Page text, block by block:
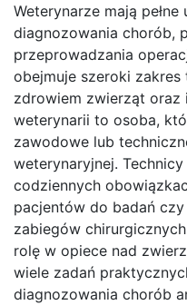
Weterynarze mają pełne
diagnozowania chorób,
przeprowadzania
obejmuje szeroki
zdrowiem zwierząt oraz
weterynarii to osoba,
zawodowe lub
weterynaryjnej.
codziennych
pacjentów do badań
zabiegów
rolę w opiece nad
wiele zadań
diagnozowania chorób